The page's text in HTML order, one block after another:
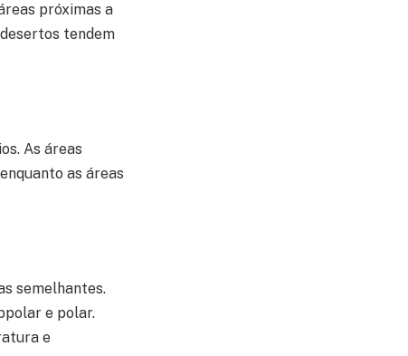
próximas a
tendem
As áreas
as áreas
semelhantes.
e polar.
e